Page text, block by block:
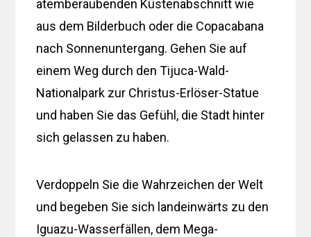
atemberaubenden Küstenabschnitt wie
aus dem Bilderbuch oder die Copacabana
nach Sonnenuntergang. Gehen Sie auf
einem Weg durch den Tijuca-Wald-
Nationalpark zur Christus-Erlöser-Statue
und haben Sie das Gefühl, die Stadt hinter
sich gelassen zu haben.
Verdoppeln Sie die Wahrzeichen der Welt
und begeben Sie sich landeinwärts zu den
Iguazu-Wasserfällen, dem Mega-